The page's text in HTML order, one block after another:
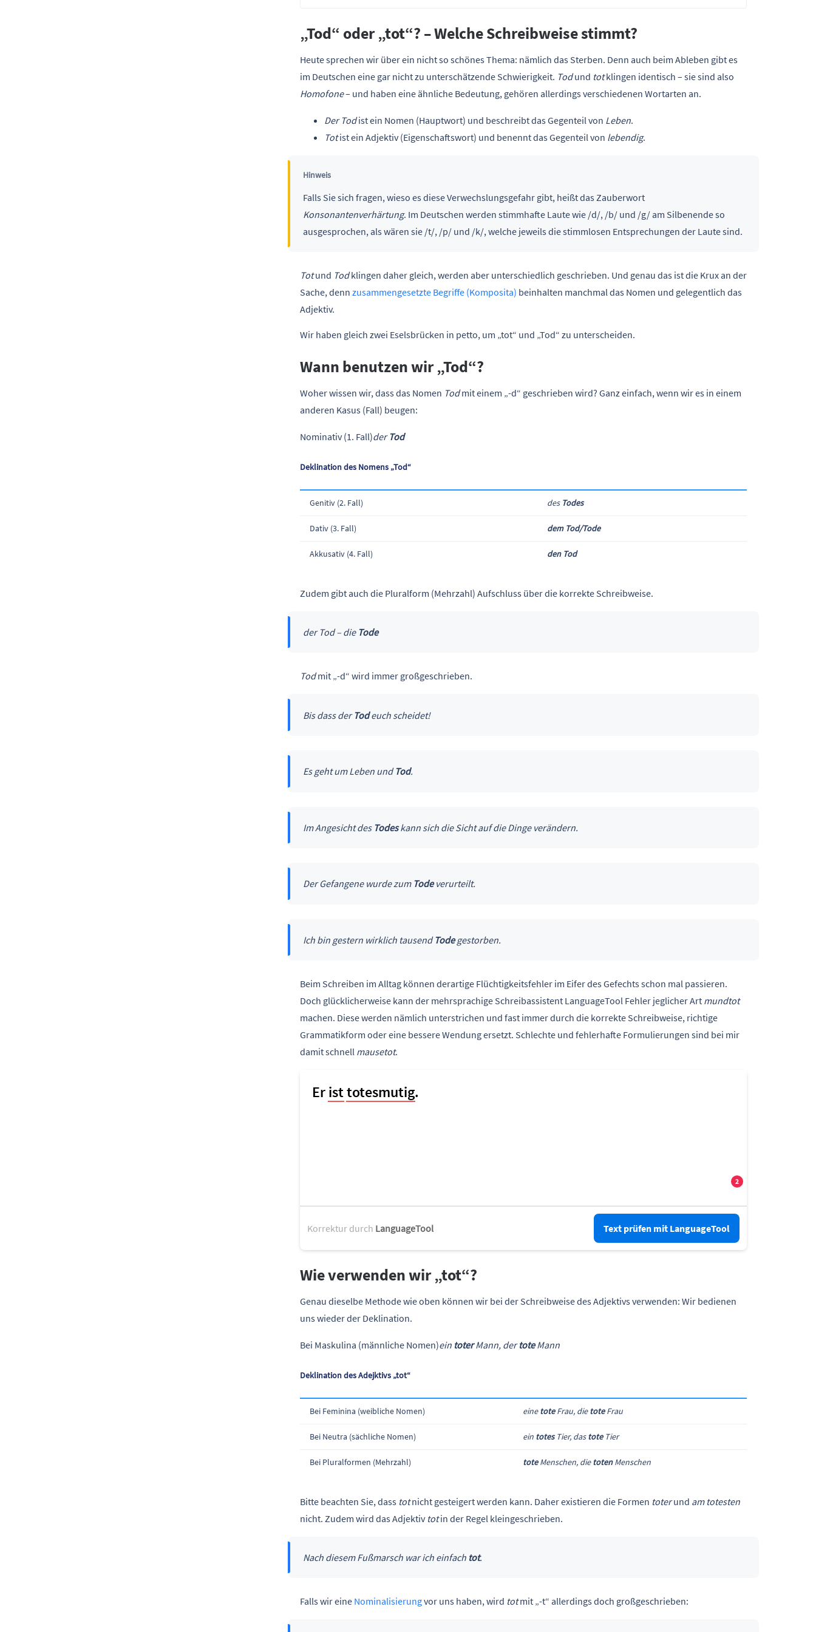
„Tod“ oder „tot“? – Welche Schreibweise stimmt?
Heute sprechen wir über ein nicht so schönes Thema: nämlich das Sterben. Denn auch beim Ableben gibt es
im Deutschen eine gar nicht zu unterschätzende Schwierigkeit. Todund totklingen identisch – sie sind also
Homofone– und haben eine ähnliche Bedeutung, gehören allerdings verschiedenen Wortarten an.
Der Todist ein Nomen (Hauptwort) und beschreibt das Gegenteil von Leben.
Totist ein Adjektiv (Eigenschaftswort) und benennt das Gegenteil von lebendig.
Hinweis
Falls Sie sich fragen, wieso es diese Verwechslungsgefahr gibt, heißt das Zauberwort
Konsonantenverhärtung. Im Deutschen werden stimmhafte Laute wie /d/, /b/ und /g/ am Silbenende so
ausgesprochen, als wären sie /t/, /p/ und /k/, welche jeweils die stimmlosen Entsprechungen der Laute sind.
Totund Todklingen daher gleich, werden aber unterschiedlich geschrieben. Und genau das ist die Krux an der
Sache, denn zusammengesetzte Begriffe (Komposita) beinhalten manchmal das Nomen und gelegentlich das
Adjektiv.
Wir haben gleich zwei Eselsbrücken in petto, um „tot“ und „Tod“ zu unterscheiden.
Wann benutzen wir „Tod“?
Woher wissen wir, dass das Nomen Todmit einem „-d“ geschrieben wird? Ganz einfach, wenn wir es in einem
anderen Kasus (Fall) beugen:
Nominativ (1. Fall)derTod
Deklination des Nomens „Tod“
Genitiv (2. Fall) des Todes
Dativ (3. Fall) dem Tod/Tode
Akkusativ (4. Fall) den Tod
Zudem gibt auch die Pluralform (Mehrzahl) Aufschluss über die korrekte Schreibweise.
der Tod – die Tode
Todmit „-d“ wird immer großgeschrieben.
Bis dass derTodeuch scheidet!
Es geht um Leben undTod.
Im Angesicht des Todeskann sich die Sicht auf die Dinge verändern.
Der Gefangene wurde zum Todeverurteilt.
Ich bin gestern wirklich tausendTodegestorben.
Beim Schreiben im Alltag können derartige Flüchtigkeitsfehler im Eifer des Gefechts schon mal passieren.
Doch glücklicherweise kann der mehrsprachige Schreibassistent LanguageTool Fehler jeglicher Art mundtot
machen. Diese werden nämlich unterstrichen und fast immer durch die korrekte Schreibweise, richtige
Grammatikform oder eine bessere Wendung ersetzt. Schlechte und fehlerhafte Formulierungen sind bei mir
damit schnell mausetot.
Korrektur durch LanguageTool Text prüfen mit LanguageTool
Wie verwenden wir „tot“?
Genau dieselbe Methode wie oben können wir bei der Schreibweise des Adjektivs verwenden: Wir bedienen
uns wieder der Deklination.
Bei Maskulina (männliche Nomen)ein toterMann, dertoteMann
Deklination des Adejktivs „tot“
Bei Feminina (weibliche Nomen) einetoteFrau, dietoteFrau
Bei Neutra (sächliche Nomen) ein totesTier, dastoteTier
Bei Pluralformen (Mehrzahl) toteMenschen, dietotenMenschen
Bitte beachten Sie, dass totnicht gesteigert werden kann. Daher existieren die Formen toterund am totesten
nicht. Zudem wird das Adjektiv totin der Regel kleingeschrieben.
Nach diesem Fußmarsch war ich einfach tot.
Falls wir eine Nominalisierungvor uns haben, wird totmit „-t“ allerdings doch großgeschrieben: